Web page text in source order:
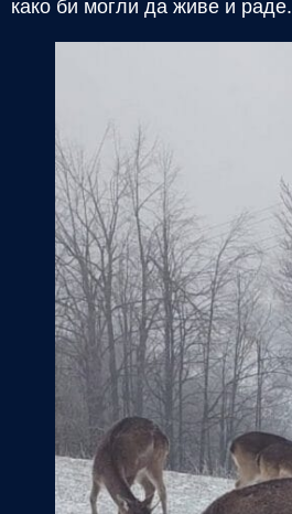
како би могли да живе и раде.